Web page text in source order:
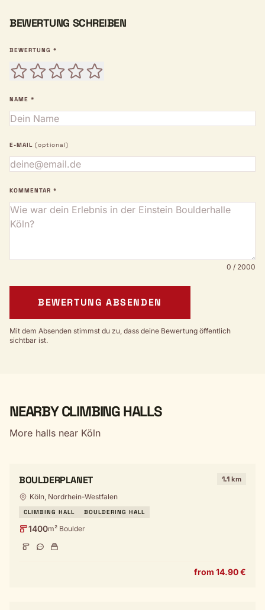
BEWERTUNG SCHREIBEN
BEWERTUNG *
NAME *
E-MAIL (optional)
KOMMENTAR *
0 / 2000
BEWERTUNG ABSENDEN
Mit dem Absenden stimmst du zu, dass deine Bewertung öffentlich
sichtbar ist.
NEARBY CLIMBING HALLS
More halls near Köln
BOULDERPLANET 1.1 km
Köln, Nordrhein-Westfalen
CLIMBING HALL BOULDERING HALL
1400m² Boulder
from 14.90 €